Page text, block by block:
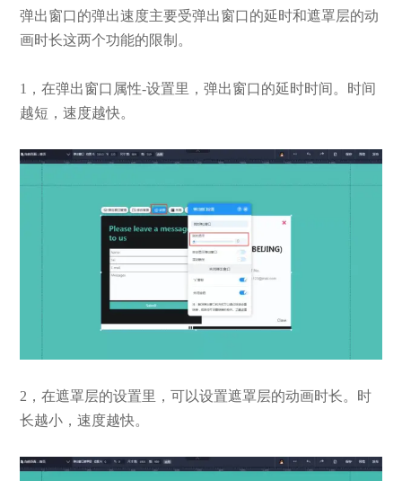
弹出窗口的弹出速度主要受弹出窗口的延时和遮罩层的动
画时长这两个功能的限制。
1，在弹出窗口属性-设置里，弹出窗口的延时时间。时间
越短，速度越快。
2，在遮罩层的设置里，可以设置遮罩层的动画时长。时
长越小，速度越快。